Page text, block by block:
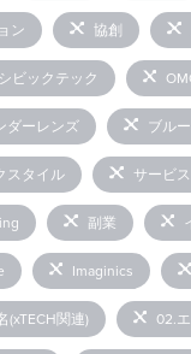
ン 協創
シビックテック
ダーレンズ ブル
スタイル サービ
副業
Imaginics
(xTECH関連) 02.